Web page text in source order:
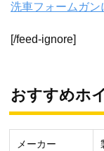
洗車フォームガン
[/feed-ignore]
おすすめホ
メーカー